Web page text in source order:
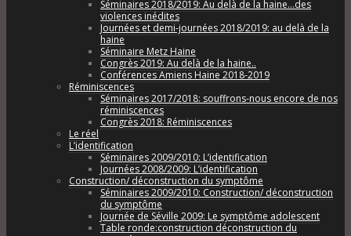
Séminaires 2018/2019: Au delà de la haine…des
violences inédites
Journées et demi-journées 2018/2019: au delà de la
haine
Séminaire Metz Haine
Congrès 2019: Au delà de la haine..
Conférences Amiens Haine 2018-2019
Réminiscences
Séminaires 2017/2018: souffrons-nous encore de nos
réminiscences
Congrès 2018: Réminiscences
Le réel
L’identification
Séminaires 2009/2010: L’identification
Journées 2008/2009: L’identification
Construction/ déconstruction du symptôme
Séminaires 2009/2010: Construction/ déconstruction
du symptôme
Journée de Séville 2009: Le symptôme adolescent
Table ronde:construction déconstruction du